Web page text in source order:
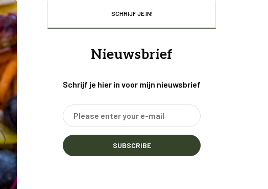
SCHRIJF JE IN!
Nieuwsbrief
Schrijf je hier in voor mijn nieuwsbrief
SUBSCRIBE